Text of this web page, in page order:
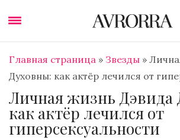
Главная страница » Звезды »
Духовны: как актёр лечился от
Личная жизнь Дэвида
как актёр лечился от
гиперсексуальности